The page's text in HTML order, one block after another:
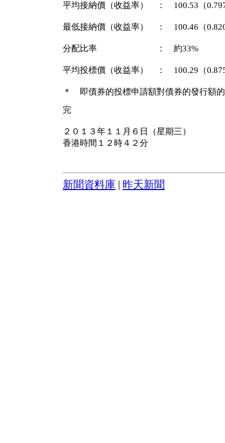
平均接納價（收益率） ： 100.53（
最低接納價（收益率） ： 100.46（
分配比率 ： 約33%
平均投標價（收益率） ： 100.29（
＊ 即債券的投標申請額對債券的發行額
完
２０１３年１１月６日（星期三）
香港時間１２時４２分
新聞資料庫 昨天新聞